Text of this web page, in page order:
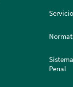
Penal